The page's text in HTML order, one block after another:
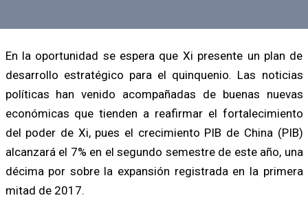
En la oportunidad se espera que Xi presente un plan de
desarrollo estratégico para el quinquenio. Las noticias
políticas han venido acompañadas de buenas nuevas
económicas que tienden a reafirmar el fortalecimiento
del poder de Xi, pues el crecimiento PIB de China (PIB)
alcanzará el 7% en el segundo semestre de este año, una
décima por sobre la expansión registrada en la primera
mitad de 2017.